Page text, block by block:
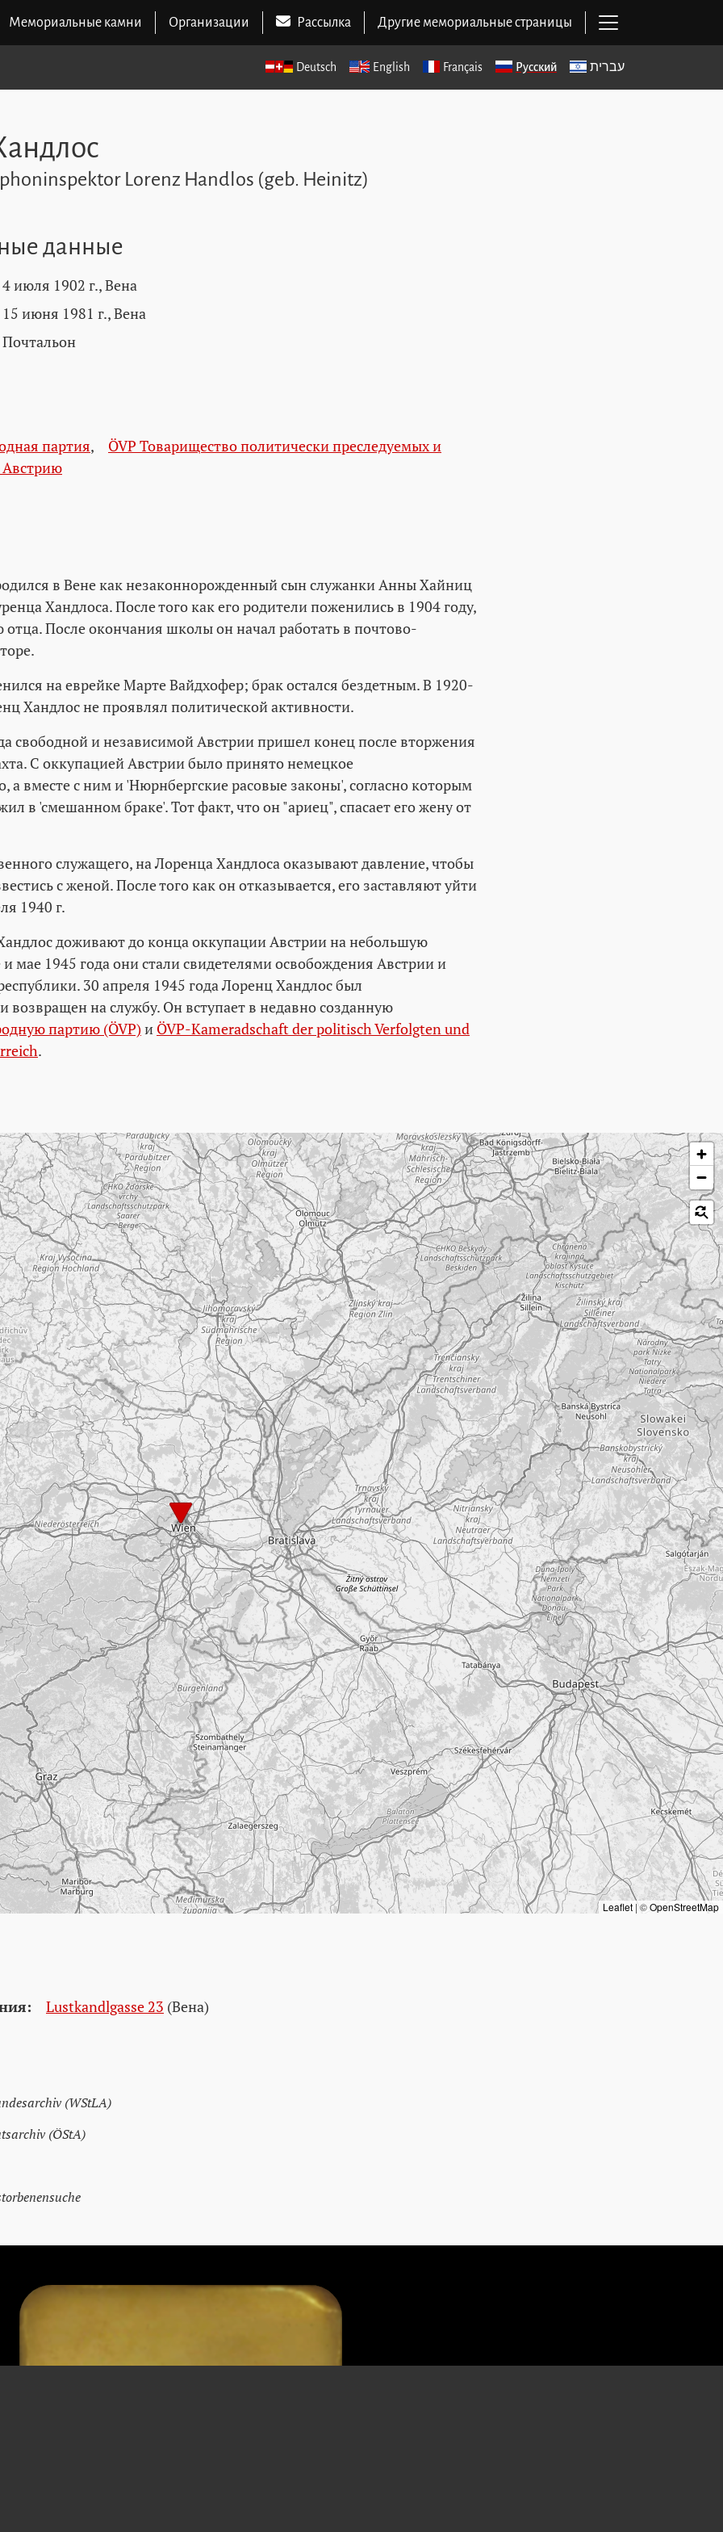
Мемориальные камни Организации Рассылка Другие мемориальные страницы
Deutsch English Français Русский עברית
Lorenz Handlos (geb. Heinitz)
данные
4 июля 1902 г., Вена
15 июня 1981 г., Вена
Почтальон
партия, ÖVP Товарищество политически преследуемых и
Австрию
в Вене как незаконнорожденный сын служанки Анны Хайниц
Хандлоса. После того как его родители поженились в 1904 году,
После окончания школы он начал работать в почтово-
на еврейке Марте Вайдхофер; брак остался бездетным. В 1920-
Хандлос не проявлял политической активности.
свободной и независимой Австрии пришел конец после вторжения
С оккупацией Австрии было принято немецкое
а вместе с ним и 'Нюрнбергские расовые законы', согласно которым
в 'смешанном браке'. Тот факт, что он "ариец", спасает его жену от
служащего, на Лоренца Хандлоса оказывают давление, чтобы
с женой. После того как он отказывается, его заставляют уйти
1940 г.
доживают до конца оккупации Австрии на небольшую
мае 1945 года они стали свидетелями освобождения Австрии и
30 апреля 1945 года Лоренц Хандлос был
возвращен на службу. Он вступает в недавно созданную
партию (ÖVP)и ÖVP-Kameradschaft der politisch Verfolgten und
.
Leaflet |©OpenStreetMap
Lustkandlgasse 23 (Вена)
(WStLA)
(ÖStA)